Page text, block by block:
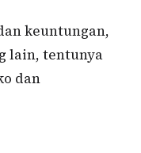
keuntungan,
lain, tentunya
dan